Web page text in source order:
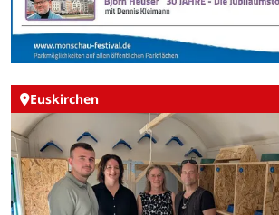
Euskirchen